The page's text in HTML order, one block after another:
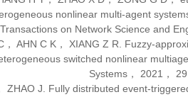
nonlinear multi-agent
Transactions on Network Science and
， AHN C K， XIANG Z R. Fuzzy-
switched nonlinear
Systems， 2021 ， 29
ZHAO J. Fully distributed event-